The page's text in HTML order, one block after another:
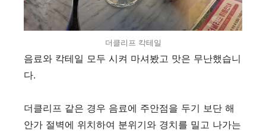
더클리프 칵테일
음료와 칵테일 모두 시켜 마셔봤고 맛은 무난했습니
다.
더클리프 같은 경우 음료에 주안점을 두기 보단 해
안가 절벽에 위치하여 분위기와 경치를 밀고 나가는